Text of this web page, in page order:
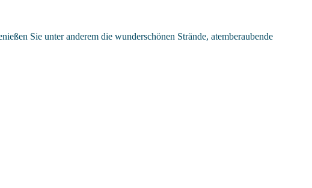
Sie unter anderem die wunderschönen Strände, atemberaubende